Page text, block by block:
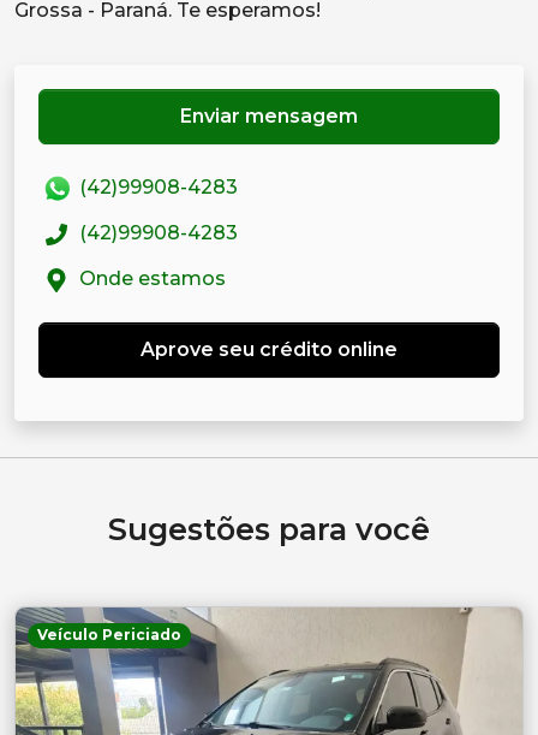
Enviar mensagem
(42)99908-4283
(42)99908-4283
Onde estamos
Aprove seu crédito online
Sugestões para você
Veículo Periciado